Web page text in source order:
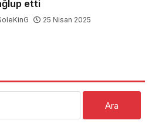
etti
25 Nisan 2025